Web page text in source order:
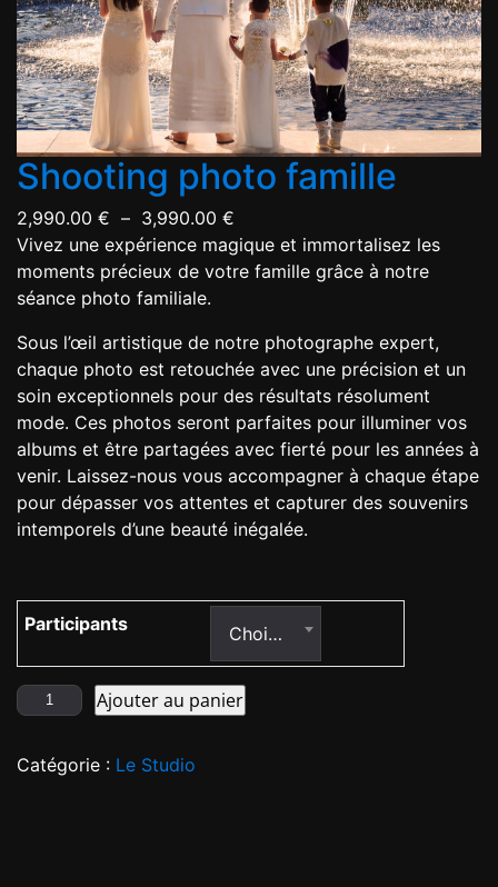
Shooting photo famille
2,990.00 € – 3,990.00 €
Vivez une expérience magique et immortalisez les
moments précieux de votre famille grâce à notre
séance photo familiale.
Sous l’œil artistique de notre photographe expert,
chaque photo est retouchée avec une précision et un
soin exceptionnels pour des résultats résolument
mode. Ces photos seront parfaites pour illuminer vos
albums et être partagées avec fierté pour les années à
venir. Laissez-nous vous accompagner à chaque étape
pour dépasser vos attentes et capturer des souvenirs
intemporels d’une beauté inégalée.
Participants Choisir une option
Ajouter au panier
Catégorie : Le Studio